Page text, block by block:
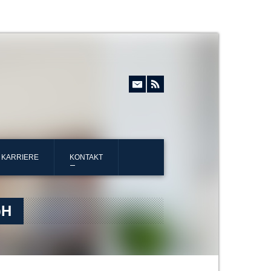
KARRIERE KONTAKT